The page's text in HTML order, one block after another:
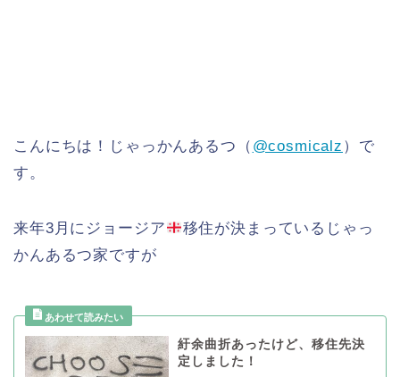
こんにちは！じゃっかんあるつ（ @cosmicalz ）で
す。
来年3月にジョージア
移住が決まっているじゃっ
かんあるつ家ですが
紆余曲折あったけど、移住先決
定しました！